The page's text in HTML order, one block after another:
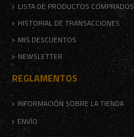
LISTA DE PRODUCTOS COMPRADOS
HISTORIAL DE TRANSACCIONES
MIS DESCUENTOS
NEWSLETTER
REGLAMENTOS
INFORMACIÓN SOBRE LA TIENDA
ENVÍO